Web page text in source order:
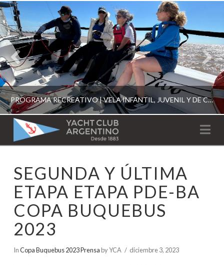
PROGRAMA RECREATIVO | VELA INFANTIL, JUVENIL Y DE CRUCERO 2026
ESCUELA RECREATIVA 2026
YACHT
CLUB
ARGENTINO
SEGUNDA Y ÚLTIMA
ETAPA ETAPA PDE-BA
COPA BUQUEBUS
2023
InCopa Buquebus 2023 Prensa by YCA diciembre 3, 2023